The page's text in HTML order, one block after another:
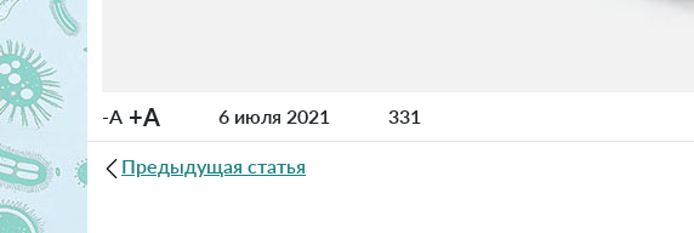
-A +A 6 июля 2021 331
Предыдущая статья